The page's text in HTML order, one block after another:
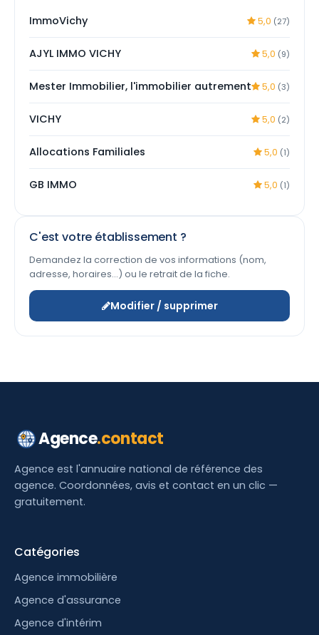
ImmoVichy 5,0 (27)
AJYL IMMO VICHY 5,0 (9)
Mester Immobilier, l'immobilier autrement 5,0 (3)
VICHY 5,0 (2)
Allocations Familiales 5,0 (1)
GB IMMO 5,0 (1)
C'est votre établissement ?
Demandez la correction de vos informations (nom,
adresse, horaires…) ou le retrait de la fiche.
Modifier / supprimer
Agence.contact
Agence est l'annuaire national de référence des
agence. Coordonnées, avis et contact en un clic —
gratuitement.
Catégories
Agence immobilière
Agence d'assurance
Agence d'intérim